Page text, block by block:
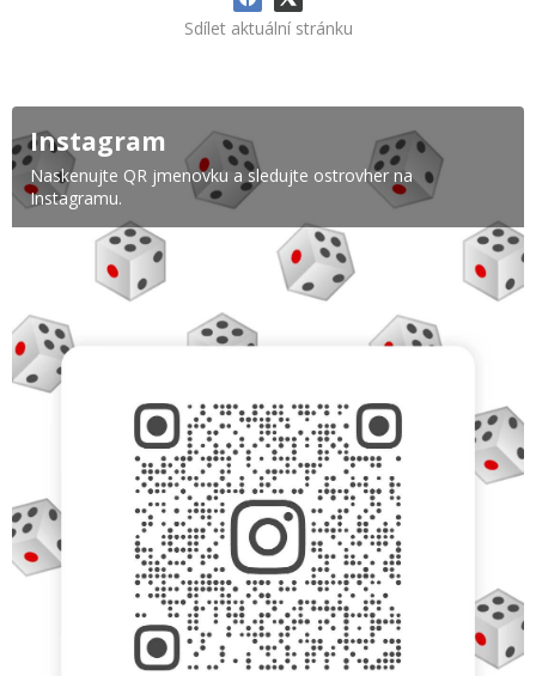
Sdílet aktuální stránku
Instagram
Naskenujte QR jmenovku a sledujte ostrovher na
Instagramu.